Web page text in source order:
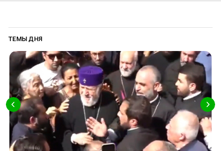
ТЕМЫ ДНЯ